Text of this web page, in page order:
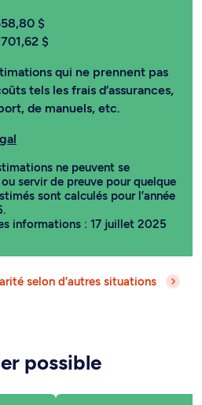
$
701,62 $
qui ne prennent pas
tels les frais d’assurances,
de manuels, etc.
ne peuvent se
servir de preuve pour quelque
sont calculés pour l’année
informations : 17 juillet 2025
selon d’autres situations
possible